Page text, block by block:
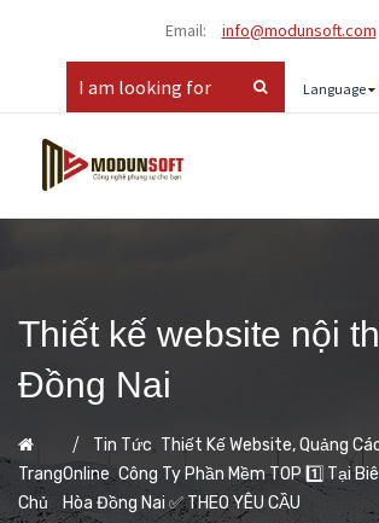
Email: info@modunsoft.com
Language
Thiết kế website nội
Đồng Nai
Trang
Chủ
Tin Tức, Thiết Kế Website, Quảng
Online,Công Ty Phần Mềm TOP 1️⃣ Tại
Hòa Đồng Nai ✅ THEO YÊU CẦU